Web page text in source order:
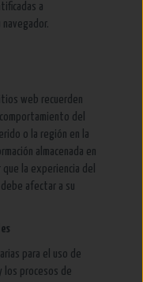
a
web recuerden
del
o la región en la
almacenada en
la experiencia del
afectar a su
para el uso de
los procesos de